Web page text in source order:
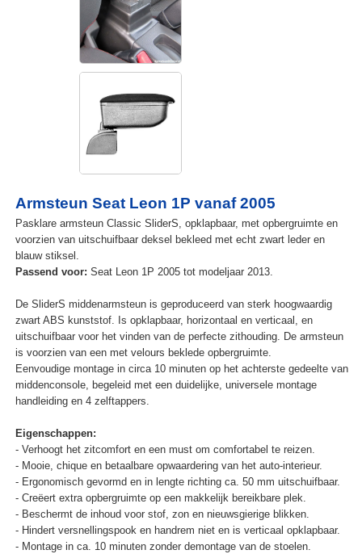
Armsteun Seat Leon 1P vanaf 2005
Pasklare armsteun Classic SliderS, opklapbaar, met opbergruimte en
voorzien van uitschuifbaar deksel bekleed met echt zwart leder en
blauw stiksel.
Passend voor: Seat Leon 1P 2005 tot modeljaar 2013.
De SliderS middenarmsteun is geproduceerd van sterk hoogwaardig
zwart ABS kunststof. Is opklapbaar, horizontaal en verticaal, en
uitschuifbaar voor het vinden van de perfecte zithouding. De armsteun
is voorzien van een met velours beklede opbergruimte.
Eenvoudige montage in circa 10 minuten op het achterste gedeelte van
middenconsole, begeleid met een duidelijke, universele montage
handleiding en 4 zelftappers.
Eigenschappen:
- Verhoogt het zitcomfort en een must om comfortabel te reizen.
- Mooie, chique en betaalbare opwaardering van het auto-interieur.
- Ergonomisch gevormd en in lengte richting ca. 50 mm uitschuifbaar.
- Creëert extra opbergruimte op een makkelijk bereikbare plek.
- Beschermt de inhoud voor stof, zon en nieuwsgierige blikken.
- Hindert versnellingspook en handrem niet en is verticaal opklapbaar.
- Montage in ca. 10 minuten zonder demontage van de stoelen.